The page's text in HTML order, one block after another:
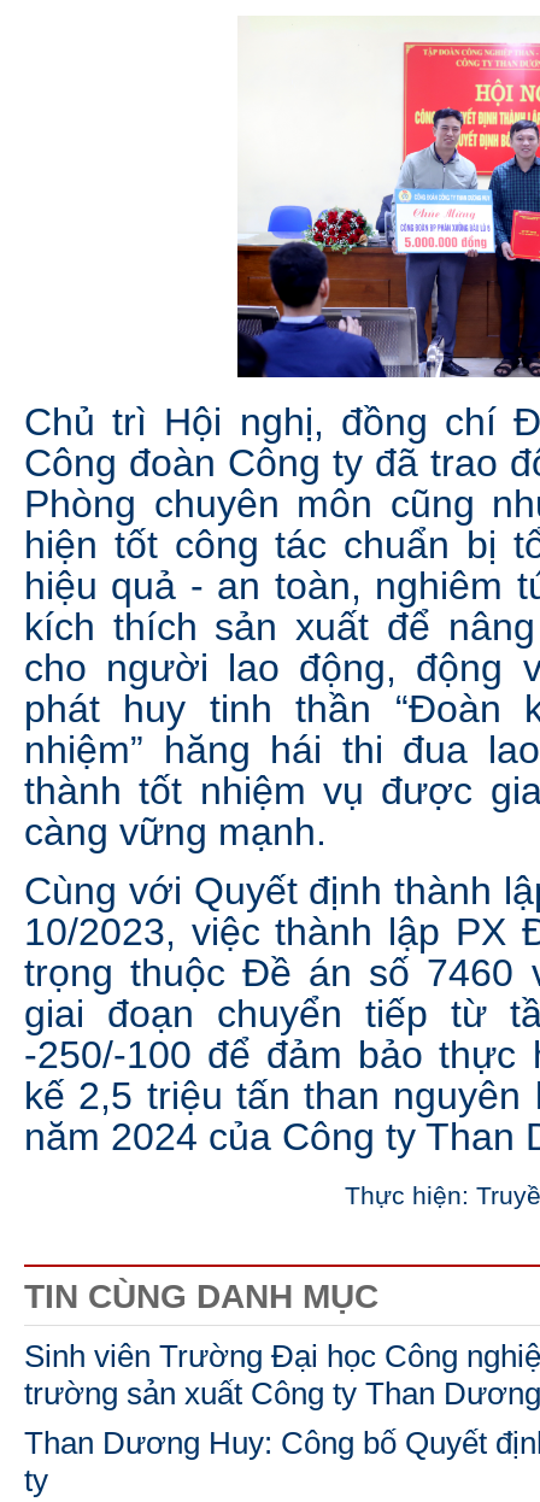
Chủ trì Hội nghị, đồng chí
Công đoàn Công ty đã trao
Phòng chuyên môn cũng
hiện tốt công tác chuẩn bị
hiệu quả - an toàn, nghiêm
kích thích sản xuất để
cho người lao động, động
phát huy tinh thần “Đoàn
nhiệm” hăng hái thi đua
thành tốt nhiệm vụ được
càng vững mạnh.
Cùng với Quyết định thành
10/2023, việc thành lập PX
trọng thuộc Đề án số 7460
giai đoạn chuyển tiếp từ
-250/-100 để đảm bảo
kế 2,5 triệu tấn than
năm 2024 của Công ty Than
Thực hiện:
TIN CÙNG DANH MỤC
Sinh viên Trường Đại học Công
trường sản xuất Công ty Than
Than Dương Huy: Công bố Quyết
ty